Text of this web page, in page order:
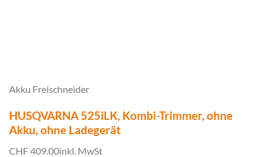
Akku Freischneider
HUSQVARNA 525iLK, Kombi-Trimmer, ohne
Akku, ohne Ladegerät
CHF 409.00inkl. MwSt